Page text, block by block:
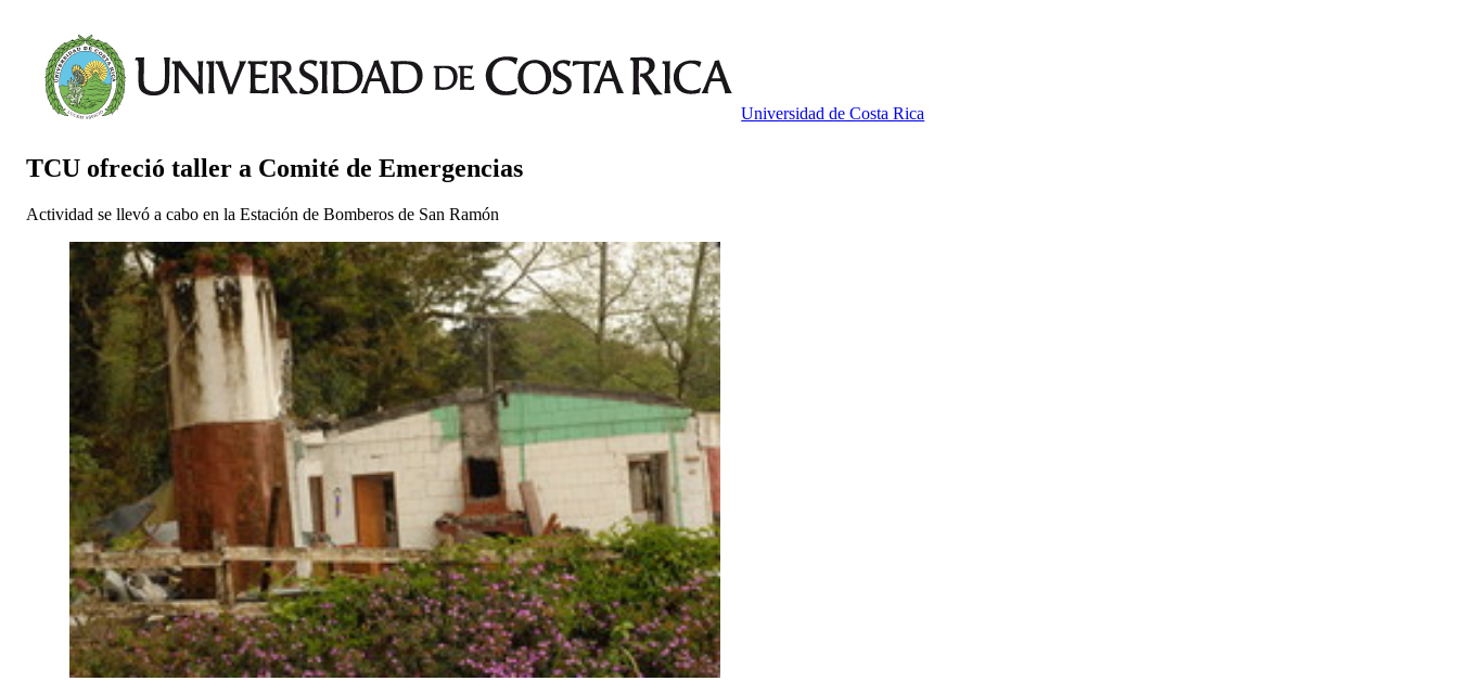
Universidad de Costa Rica
TCU ofreció taller a Comité de Emergencias
Actividad se llevó a cabo en la Estación de Bomberos de San Ramón